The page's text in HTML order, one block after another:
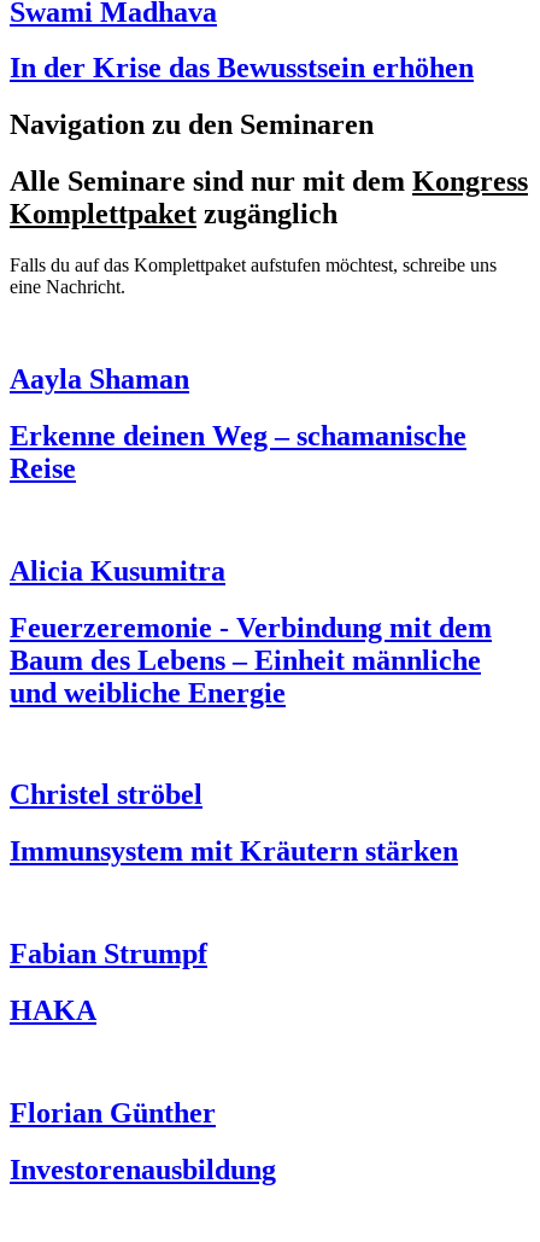
Swami Madhava
In der Krise das Bewusstsein erhöhen
Navigation zu den Seminaren
Alle Seminare sind nur mit dem Kongress
Komplettpaket zugänglich
Falls du auf das Komplettpaket aufstufen möchtest, schreibe uns
eine Nachricht.
Aayla Shaman
Erkenne deinen Weg – schamanische
Reise
Alicia Kusumitra
Feuerzeremonie - Verbindung mit dem
Baum des Lebens – Einheit männliche
und weibliche Energie
Christel ströbel
Immunsystem mit Kräutern stärken
Fabian Strumpf
HAKA
Florian Günther
Investorenausbildung